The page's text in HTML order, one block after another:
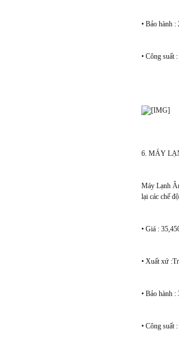
• Bảo hành :
• Công suất
6. MÁY
Máy Lạnh
lại các chế
• Giá :
• Xuất xứ
• Bảo hành :
• Công suất